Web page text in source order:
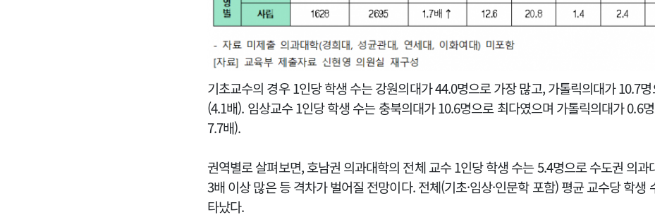
기초교수의 경우 1인당 학생 수는 강원의대가 44.0명으로 가장 많고, 가톨릭의대가 10.7
(4.1배). 임상교수 1인당 학생 수는 충북의대가 10.6명으로 최다였으며 가톨릭의대가 0.6
7.7배).
권역별로 살펴보면, 호남권 의과대학의 전체 교수 1인당 학생 수는 5.4명으로 수도권 의과
3배 이상 많은 등 격차가 벌어질 전망이다.전체(기초·임상·인문학 포함) 평균 교수당 학생
타났다.